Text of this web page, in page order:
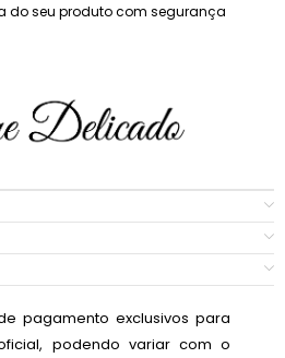
do seu produto com segurança
pagamento exclusivos para
podendo variar com o